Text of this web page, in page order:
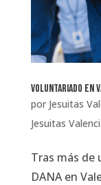
Voluntariado en
por Jesuitas
Jesuitas
Tras más de
DANA en